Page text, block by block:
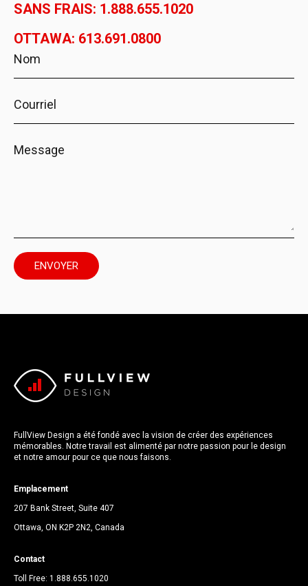
SANS FRAIS: 1.888.655.1020
OTTAWA: 613.691.0800
FullView Design a été fondé avec la vision de créer des expériences
mémorables. Notre travail est alimenté par notre passion pour le design
et notre amour pour ce que nous faisons.
Emplacement
207 Bank Street, Suite 407
Ottawa, ON K2P 2N2, Canada
Contact
Toll Free: 1.888.655.1020